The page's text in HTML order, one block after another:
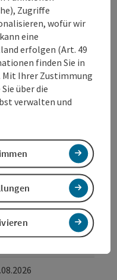
Zugriffe
wofür wir
eine
erfolgen (Art. 49
finden Sie in
Mit Ihrer Zustimmung
über die
verwalten und